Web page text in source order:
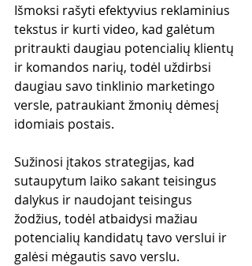
Išmoksi rašyti efektyvius reklaminius
tekstus ir kurti video, kad galėtum
pritraukti daugiau potencialių klientų
ir komandos narių, todėl uždirbsi
daugiau savo tinklinio marketingo
versle, patraukiant žmonių dėmesį
idomiais postais.
Sužinosi įtakos strategijas, kad
sutaupytum laiko sakant teisingus
dalykus ir naudojant teisingus
žodžius, todėl atbaidysi mažiau
potencialių kandidatų tavo verslui ir
galėsi mėgautis savo verslu.